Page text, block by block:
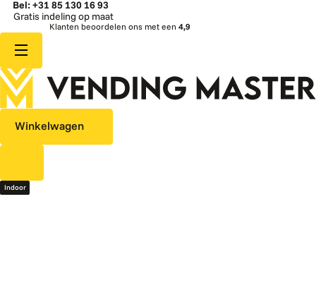
Bel: +31 85 130 16 93
indeling op maat
Klanten beoordelen ons met een 4,9
Winkelwagen
Indoor